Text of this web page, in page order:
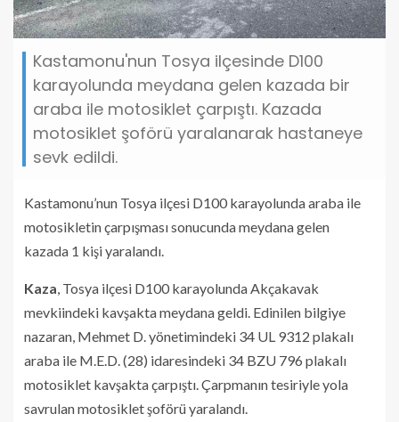
Kastamonu'nun Tosya ilçesinde D100
karayolunda meydana gelen kazada bir
araba ile motosiklet çarpıştı. Kazada
motosiklet şoförü yaralanarak hastaneye
sevk edildi.
Kastamonu’nun Tosya ilçesi D100 karayolunda araba ile
motosikletin çarpışması sonucunda meydana gelen
kazada 1 kişi yaralandı.
Kaza, Tosya ilçesi D100 karayolunda Akçakavak
mevkiindeki kavşakta meydana geldi. Edinilen bilgiye
nazaran, Mehmet D. yönetimindeki 34 UL 9312 plakalı
araba ile M.E.D. (28) idaresindeki 34 BZU 796 plakalı
motosiklet kavşakta çarpıştı. Çarpmanın tesiriyle yola
savrulan motosiklet şoförü yaralandı.